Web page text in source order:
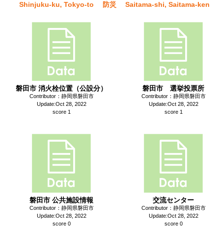
Shinjuku-ku, Tokyo-to 防災 Saitama-shi, Saitama-ken
磐田市 消火栓位置（公設分）
Contributor：静岡県磐田市
Update:Oct 28, 2022
score 1
磐田市 選挙投票所
Contributor：静岡県磐田市
Update:Oct 28, 2022
score 1
磐田市 公共施設情報
Contributor：静岡県磐田市
Update:Oct 28, 2022
score 0
交流センター
Contributor：静岡県磐田市
Update:Oct 28, 2022
score 0